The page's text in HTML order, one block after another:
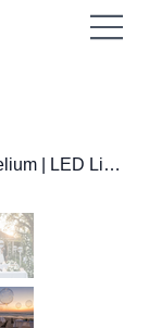
Lichtballonnen Bruiloft Feest 40/60cm Helium | LED Lichtdraad